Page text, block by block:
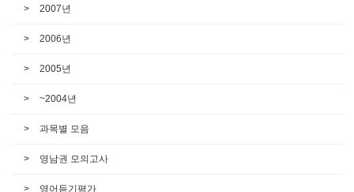
2007년
2006년
2005년
~2004년
과목별 모음
영남권 모의고사
영어듣기평가